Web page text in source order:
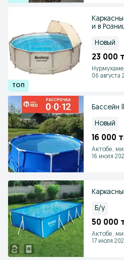
и в
Новый
23 000
06 августа
Новый
16 000
Актобе,
16 июля
Б/у
50 000
Актобе,
17 июля